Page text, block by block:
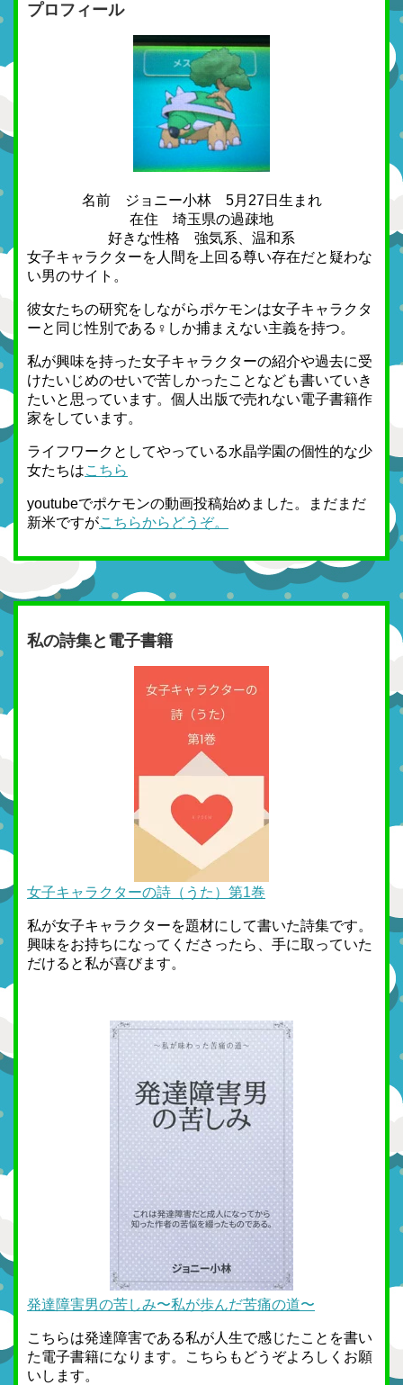
プロフィール
名前 ジョニー小林 5月27日生まれ
在住 埼玉県の過疎地
好きな性格 強気系、温和系
女子キャラクターを人間を上回る尊い存在だと疑わな
い男のサイト。
彼女たちの研究をしながらポケモンは女子キャラクタ
ーと同じ性別である♀しか捕まえない主義を持つ。
私が興味を持った女子キャラクターの紹介や過去に受
けたいじめのせいで苦しかったことなども書いていき
たいと思っています。個人出版で売れない電子書籍作
家をしています。
ライフワークとしてやっている水晶学園の個性的な少
女たちはこちら
youtubeでポケモンの動画投稿始めました。まだまだ
新米ですがこちらからどうぞ。
私の詩集と電子書籍
女子キャラクターの詩（うた）第1巻
私が女子キャラクターを題材にして書いた詩集です。
興味をお持ちになってくださったら、手に取っていた
だけると私が喜びます。
発達障害男の苦しみ〜私が歩んだ苦痛の道〜
こちらは発達障害である私が人生で感じたことを書い
た電子書籍になります。こちらもどうぞよろしくお願
いします。